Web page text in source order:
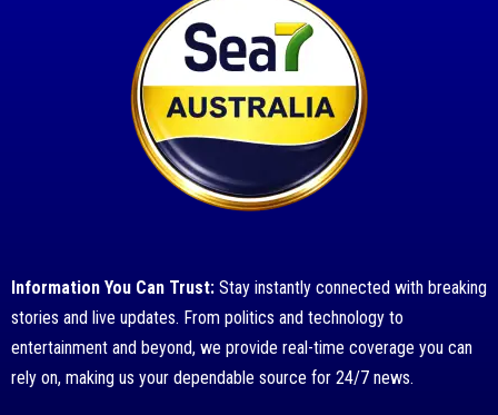
Information You Can Trust: Stay instantly connected with breaking
stories and live updates. From politics and technology to
entertainment and beyond, we provide real-time coverage you can
rely on, making us your dependable source for 24/7 news.